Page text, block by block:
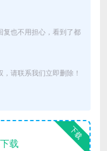
复也不用担心，看到了都
请联系我们立即删除！
下载
载